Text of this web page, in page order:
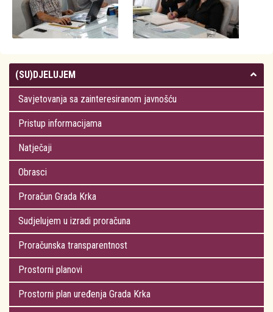
(SU)DJELUJEM
Savjetovanja sa zainteresiranom javnošću
Pristup informacijama
Natječaji
Obrasci
Proračun Grada Krka
Sudjelujem u izradi proračuna
Proračunska transparentnost
Prostorni planovi
Prostorni plan uređenja Grada Krka